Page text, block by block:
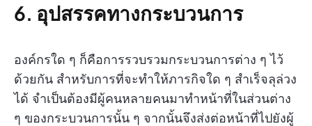
6. อุปสรรคทางกระบวนการ
องค์กรใด ๆ ก็คือการรวบรวมกระบวนการต่าง ๆ ไว้
ด้วยกัน สำหรับการที่จะทำให้ภารกิจใด ๆ สำเร็จลุล่วง
ได้ จำเป็นต้องมีผู้คนหลายคนมาทำหน้าที่ในส่วนต่าง
ๆ ของกระบวนการนั้น ๆ จากนั้นจึงส่งต่อหน้าที่ไปยังผู้